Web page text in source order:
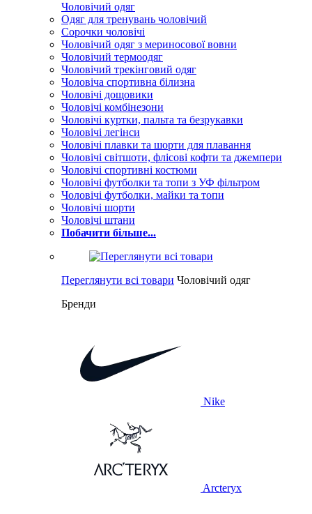
Чоловічий одяг
Одяг для тренувань чоловічий
Сорочки чоловічі
Чоловічий одяг з мериносової вовни
Чоловічий термоодяг
Чоловічий трекінговий одяг
Чоловіча спортивна білизна
Чоловічі дощовики
Чоловічі комбінезони
Чоловічі куртки, пальта та безрукавки
Чоловічі легінси
Чоловічі плавки та шорти для плавання
Чоловічі світшоти, флісові кофти та джемпери
Чоловічі спортивні костюми
Чоловічі футболки та топи з УФ фільтром
Чоловічі футболки, майки та топи
Чоловічі шорти
Чоловічі штани
Побачити більше...
Переглянути всі товари Чоловічий одяг
Бренди
Nike
Arcteryx